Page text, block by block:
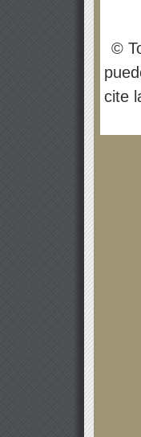
©
cite